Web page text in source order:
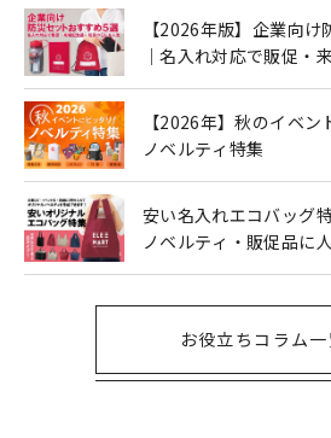
【2026年版】企業向
｜名入れ対応で販促・
【2026年】秋のイベ
ノベルティ特集
安い名入れエコバッグ
ノベルティ・販促品に
お役立ちコラム